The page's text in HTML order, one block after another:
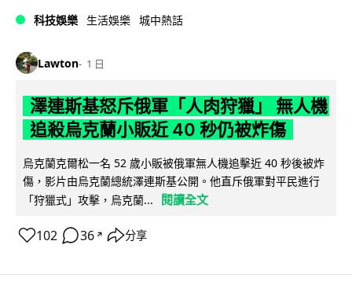
科技娛樂 生活娛樂 城中熱話
Lawton 1 日
澤連斯基怒斥俄軍「人肉狩獵」 無人機
追殺烏克蘭小販近 40 秒仍被炸傷
烏克蘭克爾松一名 52 歲小販被俄軍無人機追擊近 40 秒後被炸
傷，影片由烏克蘭總統澤連斯基公開。他直斥俄軍對平民進行
「狩獵式」攻擊，烏克蘭...
閱讀全文
102 36 ↗ 分享